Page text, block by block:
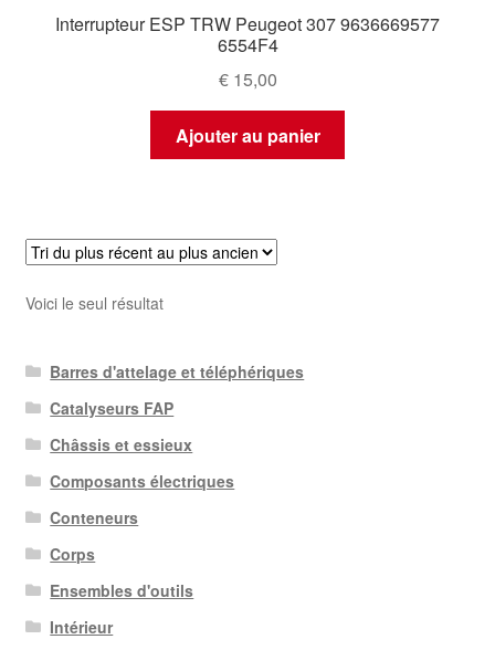
Interrupteur ESP TRW Peugeot 307 9636669577
6554F4
€15,00
Ajouter au panier
Voici le seul résultat
Barres d'attelage et téléphériques
Catalyseurs FAP
Châssis et essieux
Composants électriques
Conteneurs
Corps
Ensembles d'outils
Intérieur